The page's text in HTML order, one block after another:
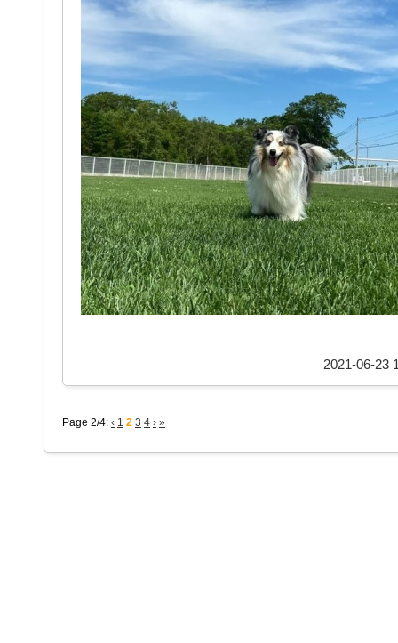
2021-06-23
Page 2/4: ‹ 1 2 3 4 › »